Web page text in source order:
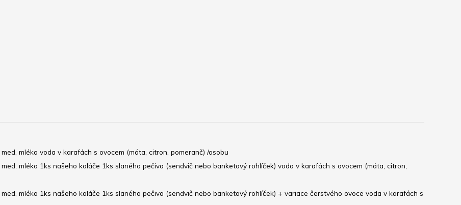
mléko voda v karafách s ovocem (máta, citron, pomeranč) /osobu
mléko 1ks našeho koláče 1ks slaného pečiva (sendvič nebo banketový rohlíček) voda v karafách s ovocem (máta, citron,
mléko 1ks našeho koláče 1ks slaného pečiva (sendvič nebo banketový rohlíček) + variace čerstvého ovoce voda v karafách s